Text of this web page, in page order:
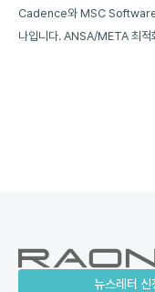
Cadence와 MSC Software
나입니다. ANSA/META 최적
뉴스레터 신